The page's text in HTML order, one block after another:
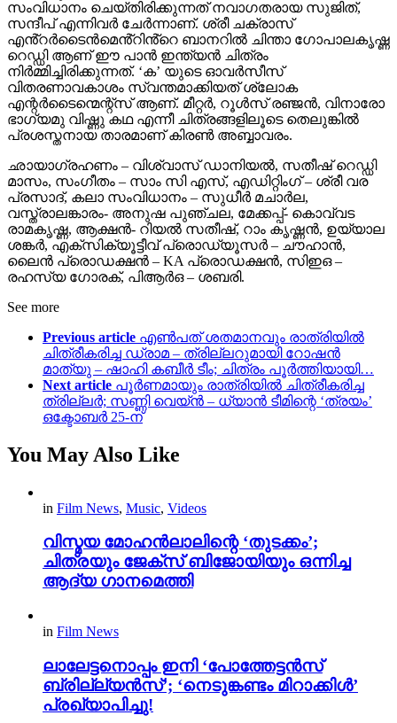
സംവിധാനം ചെയ്തിരിക്കുന്നത് നവാഗതരായ സുജിത്,
സന്ദീപ് എന്നിവർ ചേർന്നാണ്. ശ്രീ ചക്രാസ്
എൻ്റർടൈൻമെൻ്റിൻ്റെ ബാനറിൽ ചിന്താ ഗോപാലകൃഷ്ണ
റെഡ്ഡി ആണ് ഈ പാൻ ഇന്ത്യൻ ചിത്രം
നിർമ്മിച്ചിരിക്കുന്നത്. ‘ക’ യുടെ ഓവർസീസ്
വിതരണാവകാശം സ്വന്തമാക്കിയത് ശ്ലോക
എന്റർടൈന്മെന്റ്സ് ആണ്. മീറ്റർ, റൂൾസ് രഞ്ജൻ, വിനാരോ
ഭാഗ്യമു വിഷ്ണു കഥ എന്നീ ചിത്രങ്ങളിലൂടെ തെലുങ്കിൽ
പ്രശസ്തനായ താരമാണ് കിരൺ അബ്ബാവരം.
ഛായാഗ്രഹണം – വിശ്വാസ് ഡാനിയൽ, സതീഷ് റെഡ്ഡി
മാസം, സംഗീതം – സാം സി എസ്, എഡിറ്റിംഗ് – ശ്രീ വര
പ്രസാദ്, കലാ സംവിധാനം – സുധീർ മചാർല,
വസ്ത്രാലങ്കാരം- അനുഷ പുഞ്ചല, മേക്കപ്പ്- കൊവ്വട
രാമകൃഷ്ണ, ആക്ഷൻ- റിയൽ സതീഷ്, റാം കൃഷ്ണൻ, ഉയ്യാല
ശങ്കർ, എക്സിക്യൂട്ടീവ് പ്രൊഡ്യൂസർ – ചൗഹാൻ,
ലൈൻ പ്രൊഡക്ഷൻ – KA പ്രൊഡക്ഷൻ, സിഇഒ –
രഹസ്യ ഗോരക്, പിആർഒ – ശബരി.
See more
Previous article എൺപത് ശതമാനവും രാത്രിയിൽ
ചിത്രീകരിച്ച ഡ്രാമ – ത്രില്ലറുമായി റോഷൻ
മാത്യു – ഷാഹി കബീർ ടീം; ചിത്രം പൂർത്തിയായി…
Next article പൂർണമായും രാത്രിയിൽ ചിത്രീകരിച്ച
ത്രില്ലർ; സണ്ണി വെയ്ൻ – ധ്യാൻ ടീമിന്റെ ‘ത്രയം’
ഒക്ടോബർ 25-ന്
You May Also Like
in Film News, Music, Videos
വിസ്മയ മോഹൻലാലിന്റെ ‘തുടക്കം’;
ചിത്രയും ജേക്സ് ബിജോയിയും ഒന്നിച്ച
ആദ്യ ഗാനമെത്തി
in Film News
ലാലേട്ടനൊപ്പം ഇനി ‘പോത്തേട്ടൻസ്
ബ്രില്ല്യൻസ്’; ‘നെടുങ്കണ്ടം മിറാക്കിൾ’
പ്രഖ്യാപിച്ചു!